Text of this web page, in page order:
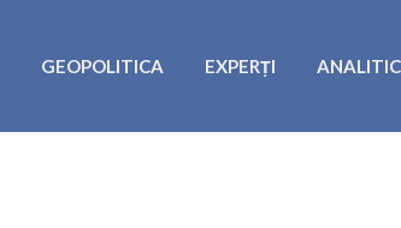
GEOPOLITICA EXPERȚI